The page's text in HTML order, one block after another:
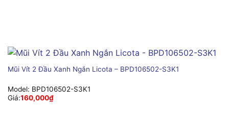
Mũi Vít 2 Đầu Xanh Ngắn Licota – BPD106502-S3K1
Model: BPD106502-S3K1
Giá:160,000₫